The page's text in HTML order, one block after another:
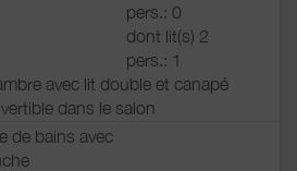
pers.: 0
dont lit(s) 2
pers.: 1
avec lit double et canapé
dans le salon
de bains avec